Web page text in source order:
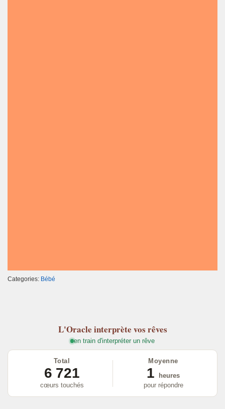
Categories: Bébé
L'Oracle interprète vos rêves
en train d'interpréter un rêve
Total
6 721
cœurs touchés
Moyenne
1
heures
pour répondre